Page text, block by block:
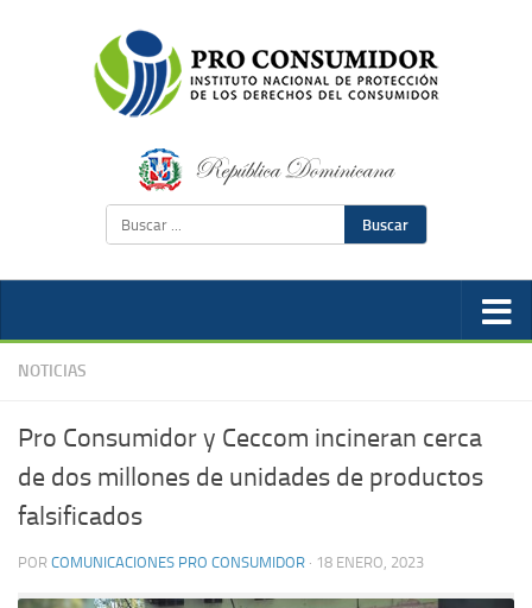
Buscar
NOTICIAS
Pro Consumidor y Ceccom incineran cerca
de dos millones de unidades de productos
falsificados
POR COMUNICACIONES PRO CONSUMIDOR · 18 ENERO, 2023